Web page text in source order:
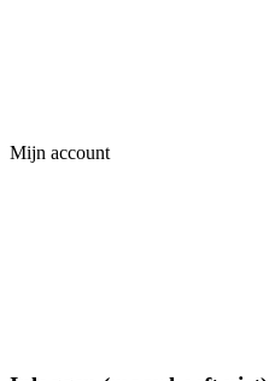
Mijn account